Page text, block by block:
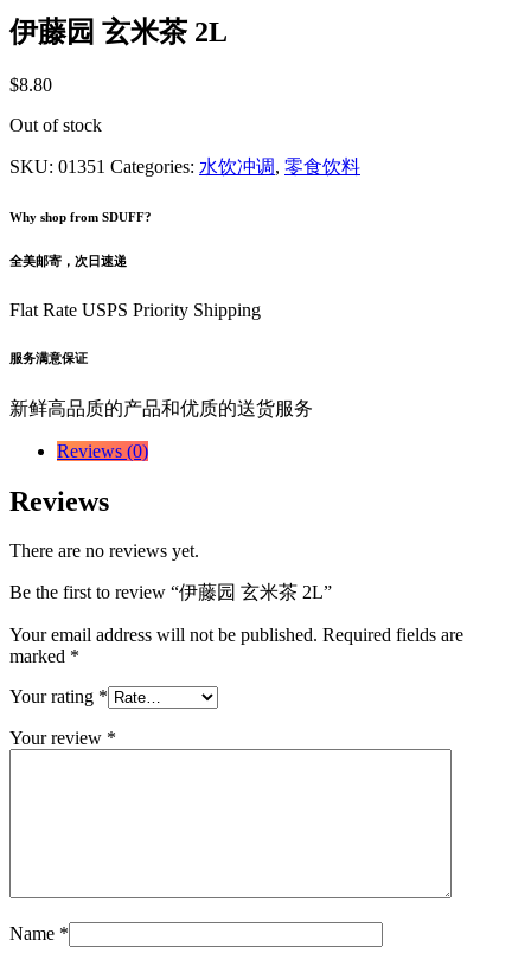
伊藤园 玄米茶 2L
$8.80
Out of stock
SKU: 01351 Categories: 水饮冲调, 零食饮料
Why shop from SDUFF?
全美邮寄，次日速递
Flat Rate USPS Priority Shipping
服务满意保证
新鲜高品质的产品和优质的送货服务
Reviews (0)
Reviews
There are no reviews yet.
Be the first to review “伊藤园 玄米茶 2L”
Your email address will not be published. Required fields are
marked *
Your rating *
Your review *
Name *